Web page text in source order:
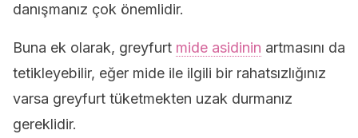
danışmanız çok önemlidir.
Buna ek olarak, greyfurt mide asidinin artmasını da
tetikleyebilir, eğer mide ile ilgili bir rahatsızlığınız
varsa greyfurt tüketmekten uzak durmanız
gereklidir.